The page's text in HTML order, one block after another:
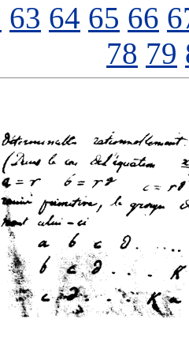
63 64 65 66
78 79